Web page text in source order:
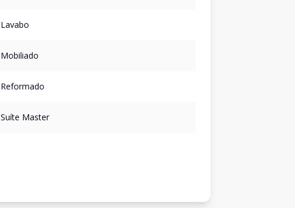
Lavabo
Mobiliado
Reformado
Suíte Master